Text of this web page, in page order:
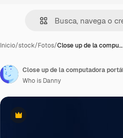
Inicio/stock/Fotos/Close up de la compu…
Premium
Who is Danny